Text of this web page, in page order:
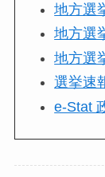
地方選
地方選
地方選
選挙速
e-Stat